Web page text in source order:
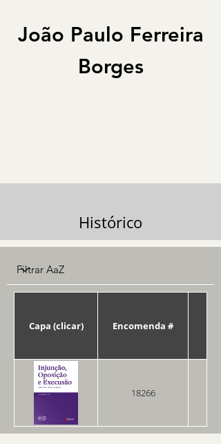
João Paulo Ferreira
Borges
Histórico
Capa (clicar) Encomenda #
18266